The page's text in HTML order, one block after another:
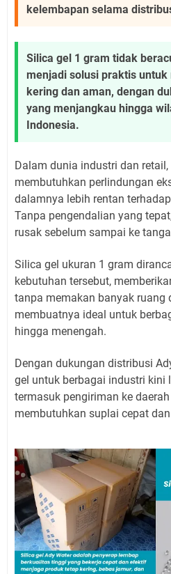
kelembapan selama
Silica gel 1 gram tidak
menjadi solusi praktis
kering dan aman, dengan
yang menjangkau hingga
Indonesia.
Dalam dunia industri dan
membutuhkan perlindungan
dalamnya lebih rentan
Tanpa pengendalian yang
rusak sebelum sampai ke
Silica gel ukuran 1 gram
kebutuhan tersebut,
tanpa memakan banyak ruang
membuatnya ideal untuk
hingga menengah.
Dengan dukungan distribusi
gel untuk berbagai industri kini
termasuk pengiriman ke
membutuhkan suplai cepat